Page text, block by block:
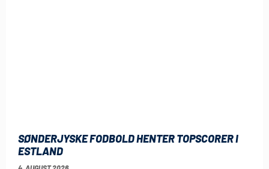
SØNDERJYSKE FODBOLD HENTER TOPSCORER I
ESTLAND